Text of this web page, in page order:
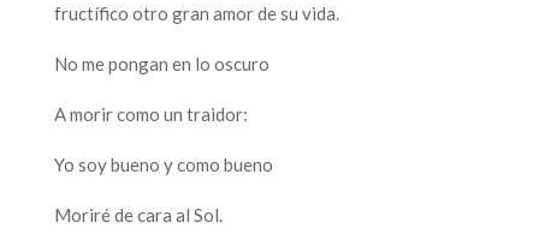
fructífico otro gran amor de su vida.
No me pongan en lo oscuro
A morir como un traidor:
Yo soy bueno y como bueno
Moriré de cara al Sol.